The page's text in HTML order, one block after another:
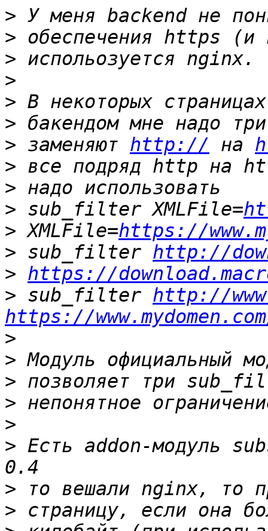
>
>
>
>
>
>
> заменяют http:// на
>
>
> sub_filter XMLFile=
> XMLFile=https://
> sub_filter http://
> https://
> sub_filter http://
https://
>
>
>
>
>
> Есть addon-модуль
>
>